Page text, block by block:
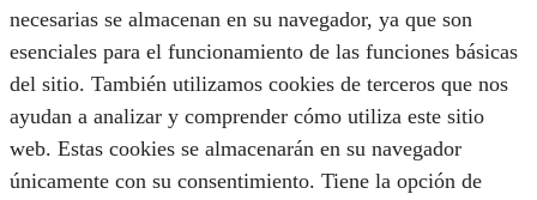
necesarias se almacenan en su navegador, ya que son
esenciales para el funcionamiento de las funciones básicas
del sitio. También utilizamos cookies de terceros que nos
ayudan a analizar y comprender cómo utiliza este sitio
web. Estas cookies se almacenarán en su navegador
únicamente con su consentimiento. Tiene la opción de